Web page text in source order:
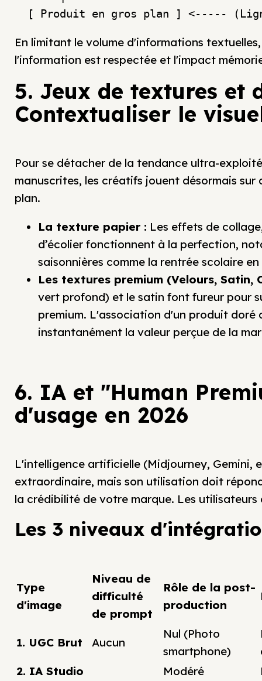
En limitant le volume d'informations
l'information est respectée et l'impact
5. Jeux de textures et
Contextualiser le
Pour se détacher de la tendance ultra-
manuscrites, les créatifs jouent désormais
plan.
La texture papier : Les effets de
d’écolier fonctionnent à la perfection,
saisonnières comme la rentrée scolaire
Les textures premium (Velours, Satin,
vert profond) et le satin font fureur pour
premium. L'association d'un produit
instantanément la valeur perçue de la
6. IA et "Human
d'usage en 2026
L'intelligence artificielle (Midjourney, Gemini,
extraordinaire, mais son utilisation doit
la crédibilité de votre marque. Les
Les 3 niveaux
Type
d'image
Niveau de
difficulté
de prompt
Rôle de la post-
production
1. UGC Brut Aucun
Nul (Photo
smartphone)
2. IA Studio
Modéré